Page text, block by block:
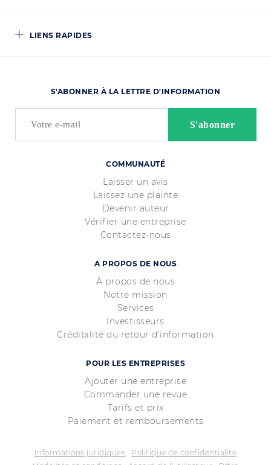
LIENS RAPIDES
COMMUNAUTÉ
Laisser un avis
Laissez une plainte
Devenir auteur
Vérifier une entreprise
Contactez-nous
A PROPOS DE NOUS
À propos de nous
Notre mission
Services
Investisseurs
Crédibilité du retour d'information
POUR LES ENTREPRISES
Ajouter une entreprise
Commander une revue
Tarifs et prix
Paiement et remboursements
S'ABONNER À LA LETTRE D'INFORMATION
Informations juridiques
Politique de confidentialité